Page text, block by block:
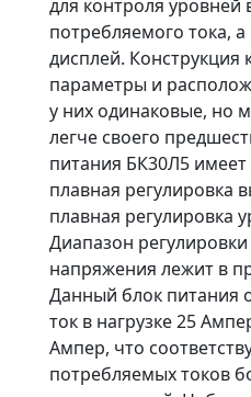
для контроля
потребляемого тока,
дисплей. Конструкция
параметры и
у них одинаковые, но
легче своего
питания БК30Л5
плавная регулировка
плавная регулировка
Диапазон
напряжения лежит в
Данный блок питания
ток в нагрузке 25
Ампер, что
потребляемых токов